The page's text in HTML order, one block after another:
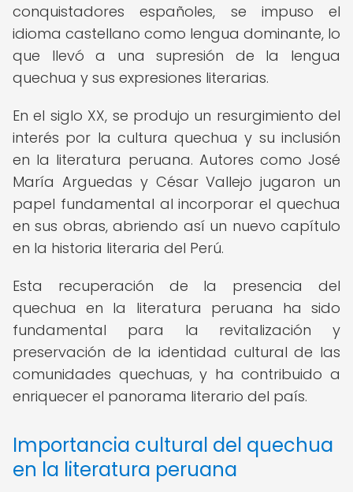
conquistadores españoles, se impuso el
idioma castellano como lengua dominante, lo
que llevó a una supresión de la lengua
quechua y sus expresiones literarias.
En el siglo XX, se produjo un resurgimiento del
interés por la cultura quechua y su inclusión
en la literatura peruana. Autores como José
María Arguedas y César Vallejo jugaron un
papel fundamental al incorporar el quechua
en sus obras, abriendo así un nuevo capítulo
en la historia literaria del Perú.
Esta recuperación de la presencia del
quechua en la literatura peruana ha sido
fundamental para la revitalización y
preservación de la identidad cultural de las
comunidades quechuas, y ha contribuido a
enriquecer el panorama literario del país.
Importancia cultural del quechua
en la literatura peruana